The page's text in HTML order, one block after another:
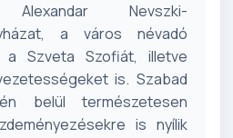
Alexandar Nevszki-
a város névadó
a Szveta Szofiát, illetve
is. Szabad
belül természetesen
is nyílik